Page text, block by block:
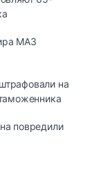
МАЗ
на
повредили